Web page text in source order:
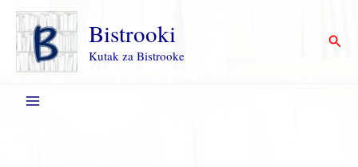
Пређи
садржај
Bistrooki
Kutak za Bistrooke